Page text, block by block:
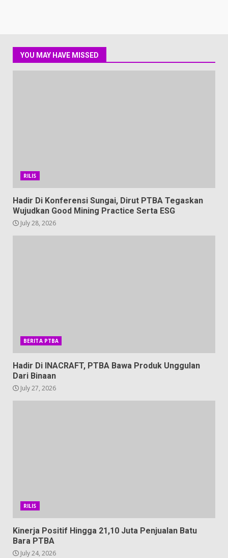
YOU MAY HAVE MISSED
RILIS
Hadir Di Konferensi Sungai, Dirut PTBA Tegaskan
Wujudkan Good Mining Practice Serta ESG
July 28, 2026
BERITA PTBA
Hadir Di INACRAFT, PTBA Bawa Produk Unggulan
Dari Binaan
July 27, 2026
RILIS
Kinerja Positif Hingga 21,10 Juta Penjualan Batu
Bara PTBA
July 24, 2026